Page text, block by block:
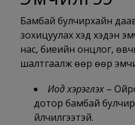
Бамбай булчирхайн
зохицуулах хэд хэдэн
нас, биеийн онцлог,
шалтгаалж өөр өөр
Иод хэрэглэх–
дотор бамбай
үйлчилгээтэй.